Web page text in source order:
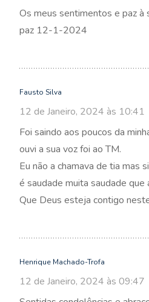
Os meus sentimentos e paz à
paz 12-1-2024
Fausto Silva
12 de Janeiro, 2024 às 10:41
Foi saindo aos poucos da
ouvi a sua voz foi ao TM.
Eu não a chamava de tia mas
é saudade muita saudade que
Que Deus esteja contigo
Henrique Machado-Trofa
12 de Janeiro, 2024 às 09:47